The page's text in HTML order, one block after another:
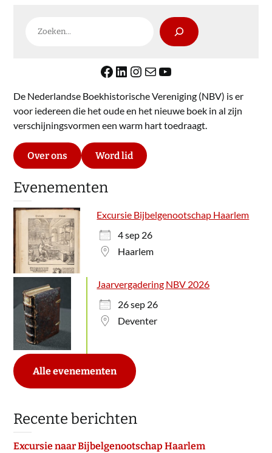
Facebook
LinkedIn
Instagram
E-mailYouTube
De Nederlandse Boekhistorische Vereniging (NBV) is er
voor iedereen die het oude en het nieuwe boek in al zijn
verschijningsvormen een warm hart toedraagt.
Over ons Word lid
Evenementen
Excursie Bijbelgenootschap Haarlem
4 sep 26
Haarlem
Jaarvergadering NBV 2026
26 sep 26
Deventer
Alle evenementen
Recente berichten
Excursie naar Bijbelgenootschap Haarlem